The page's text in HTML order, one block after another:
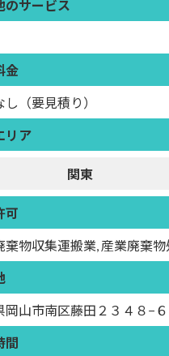
のサービス
金
し（要見積り）
リア
関東
可
棄物収集運搬業, 産業廃棄
岡山市南区藤田２３４８−６
間